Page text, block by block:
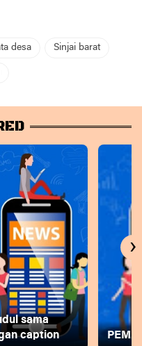
desa Sinjai barat
sama
caption
›